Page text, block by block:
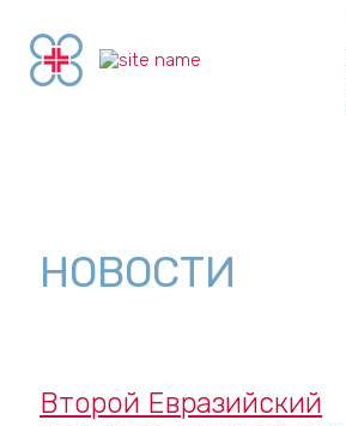
НОВОСТИ
Второй Евразийский